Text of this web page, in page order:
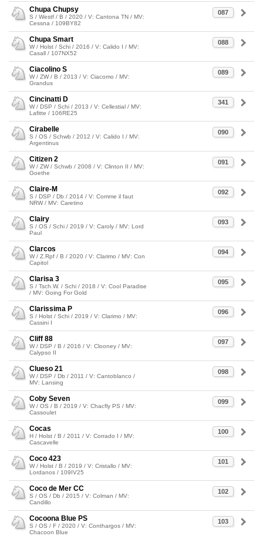
087
Chupa Chupsy
S / Westf / B / 2020 / V: Cantona TN / MV:
Cessna / 109BY82
088
Chupa Smart
W / Holst / Schi / 2016 / V: Calido I / MV:
Casall / 107NX52
089
Ciacolino S
W / ZW / B / 2013 / V: Ciacomo / MV:
Grandus
341
Cincinatti D
W / DSP / Schi / 2013 / V: Cellestial / MV:
Lafitte / 106RE25
090
Cirabelle
S / OS / Schwb / 2012 / V: Calido I / MV:
Argentinus
091
Citizen 2
W / ZW / Schwb / 2008 / V: Clinton II / MV:
Goethe
092
Claire-M
S / DSP / Db / 2014 / V: Comme il faut
NRW / MV: Caretino
093
Clairy
S / OS / Schi / 2019 / V: Caroly / MV: Lord
Paul
094
Clarcos
W / Z.Rpf / B / 2020 / V: Clarimo / MV: Con
Capitol
095
Clarisa 3
S / Tsch.W. / Schi / 2018 / V: Cool Paradise
/ MV: Going For Gold
096
Clarissima P
S / Holst / Schi / 2019 / V: Clarimo / MV:
Cassini I
097
Cliff 88
W / DSP / B / 2016 / V: Clooney / MV:
Calypso II
098
Clueso 21
W / DSP / Db / 2011 / V: Cantoblanco /
MV: Lansing
099
Coby Seven
W / OS / B / 2019 / V: Chacfly PS / MV:
Cassoulet
100
Cocas
H / Holst / B / 2011 / V: Corrado I / MV:
Cascavelle
101
Coco 423
W / Holst / B / 2019 / V: Cristallo / MV:
Lordanos / 109IV25
102
Coco de Mer CC
S / OS / Db / 2015 / V: Colman / MV:
Candillo
103
Cocoona Blue PS
S / OS / F / 2020 / V: Conthargos / MV:
Chacoon Blue